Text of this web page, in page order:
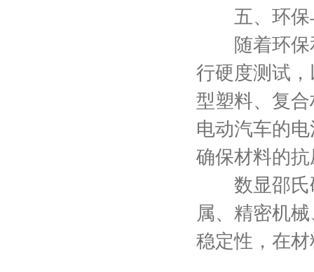
五、环保
随着环保和
行硬度测试
型塑料、复
电动汽车的
确保材料的
数显邵氏硬
属、精密机
稳定性，在